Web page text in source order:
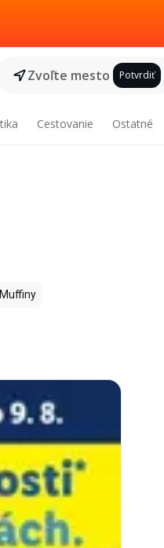
Zvoľte mesto Potvrdiť
Cestovanie Ostatné
Muffiny